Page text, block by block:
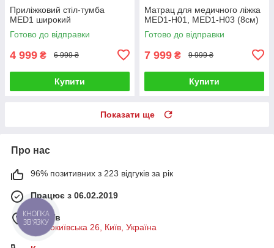
Приліжковий стіл-тумба
MED1 широкий
Готово до відправки
4 999 ₴ 6 999 ₴
Купити
Матрац для медичного ліжка
MED1-Н01, MED1-Н03 (8см)
Готово до відправки
7 999 ₴ 9 999 ₴
Купити
Показати ще
Про нас
96% позитивних з 223 відгуків за рік
Працює з 06.02.2019
м. Київ
Старокиївська 26, Київ, Україна
КНОПКА
ЗВ'ЯЗКУ